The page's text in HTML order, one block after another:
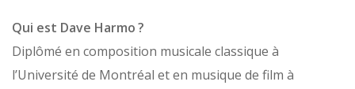
Qui est Dave Harmo ?
Diplômé en composition musicale classique à
l’Université de Montréal et en musique de film à